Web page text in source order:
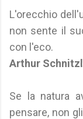
L'orecchio
non sente il
con l'eco.
Arthur
Se la natura
pensare, non